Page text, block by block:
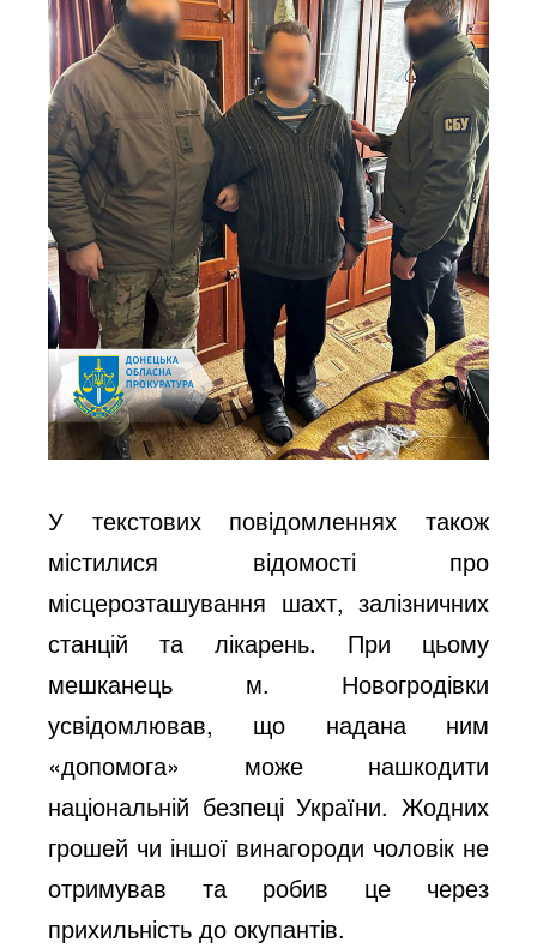
У текстових повідомленнях також
містилися відомості про
місцерозташування шахт, залізничних
станцій та лікарень. При цьому
мешканець м. Новогродівки
усвідомлював, що надана ним
«допомога» може нашкодити
національній безпеці України. Жодних
грошей чи іншої винагороди чоловік не
отримував та робив це через
прихильність до окупантів.